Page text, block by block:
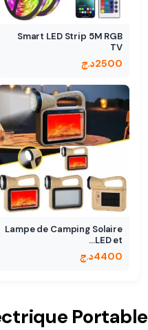
Smart LED Strip 5M RGB
TV
2500د.ج
Lampe de Camping Solaire
LED et…
4400د.ج
Portable